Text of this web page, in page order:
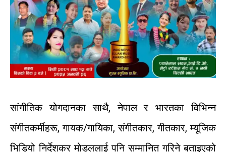
सांगीतिक योगदानका साथै,नेपाल र भारतका विभिन्न
संगीतकर्मीहरू,गायक/गायिका,संगीतकार,गीतकार,म्यूजिक
भिडियो निर्देशकर मोडललाई पनि सम्मानित गरिने बताइएको